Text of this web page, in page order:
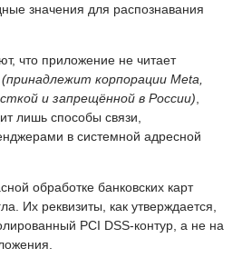
значения для распознавания
что приложение не читает
(принадлежит корпорации Meta,
и запрещённой в России)
лишь способы связи,
в системной адресной
обработке банковских карт
Их реквизиты, как утверждается,
PCI DSS-контур, а не на